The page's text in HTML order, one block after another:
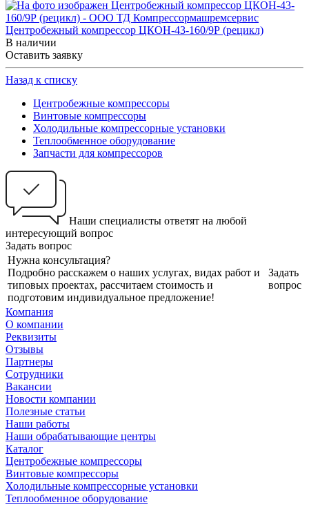
Центробежный компрессор ЦКОН-43-160/9Р (рецикл)
В наличии
Оставить заявку
Назад к списку
Центробежные компрессоры
Винтовые компрессоры
Холодильные компрессорные установки
Теплообменное оборудование
Запчасти для компрессоров
Наши специалисты ответят на любой
интересующий вопрос
Задать вопрос
Нужна консультация?
Подробно расскажем о наших услугах, видах работ и
типовых проектах, рассчитаем стоимость и
подготовим индивидуальное предложение!
Задать
вопрос
Компания
О компании
Реквизиты
Отзывы
Партнеры
Сотрудники
Вакансии
Новости компании
Полезные статьи
Наши работы
Наши обрабатывающие центры
Каталог
Центробежные компрессоры
Винтовые компрессоры
Холодильные компрессорные установки
Теплообменное оборудование